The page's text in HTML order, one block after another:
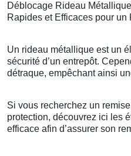
Déblocage Rideau
Rapides et Efficaces pour un
Un rideau métallique est un
sécurité d’un entrepôt.
détraque, empêchant ainsi
Si vous recherchez un
protection, découvrez ici les
efficace afin d’assurer son